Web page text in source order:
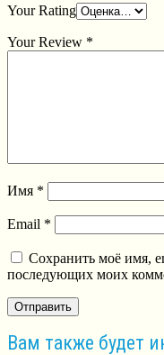
Your Rating
Your Review *
Имя *
Email *
Сохранить моё имя,
последующих моих
Вам также будет